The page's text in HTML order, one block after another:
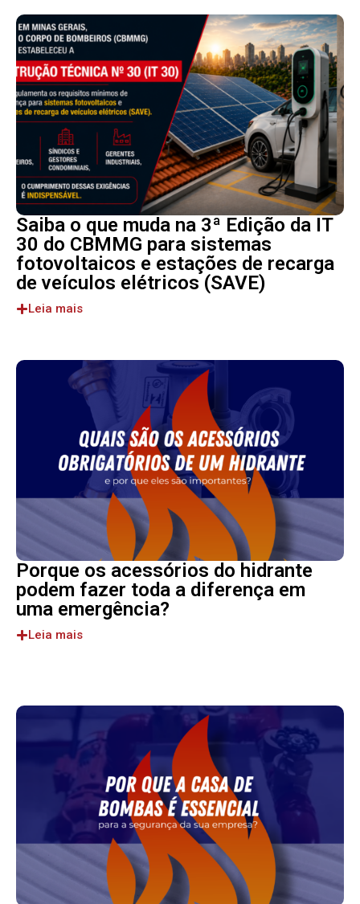
Saiba o que muda na 3ª Edição da IT
30 do CBMMG para sistemas
fotovoltaicos e estações de recarga
de veículos elétricos (SAVE)
Leia mais
Porque os acessórios do hidrante
podem fazer toda a diferença em
uma emergência?
Leia mais